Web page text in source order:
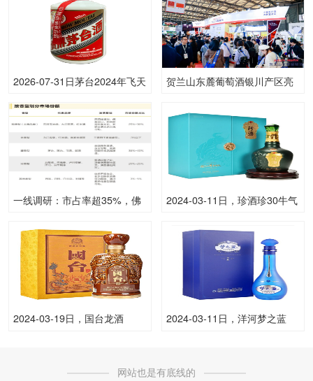
2026-07-31日茅台2024年飞天
瓶，上涨 30元
贺兰山东麓葡萄酒银川产区亮
艳全球爱好者 宁夏新闻 关注
一线调研：市占率超35%，佛
2024-03-11日，珍酒珍30牛气
价格是多少呢？
2024-03-19日，国台龙酒
2024-03-11日，洋河梦之蓝
网站也是有底线的